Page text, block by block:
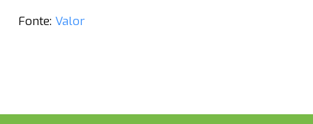
Fonte: Valor